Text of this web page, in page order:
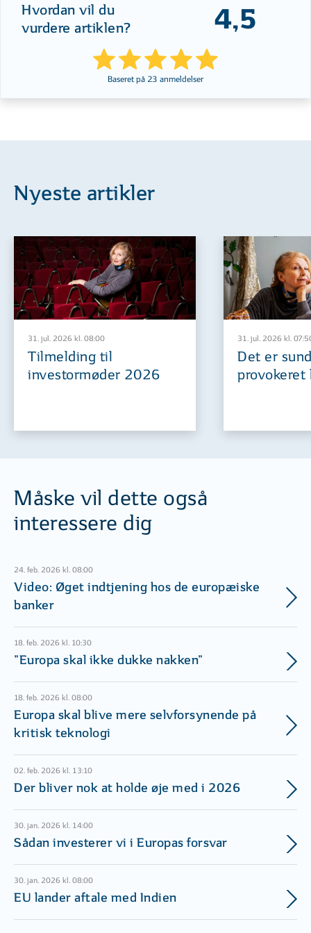
Hvordan vil du
vurdere artiklen?
4,5
Baseret på 23 anmeldelser
Nyeste artikler
31. jul. 2026 kl. 08:00
Tilmelding til
investormøder 2026
31. jul. 2026 kl.
Det er
provokeret
Måske vil dette også
interessere dig
24. feb. 2026 kl. 08:00
Video: Øget indtjening hos de europæiske
banker
18. feb. 2026 kl. 10:30
”Europa skal ikke dukke nakken”
18. feb. 2026 kl. 08:00
Europa skal blive mere selvforsynende på
kritisk teknologi
02. feb. 2026 kl. 13:10
Der bliver nok at holde øje med i 2026
30. jan. 2026 kl. 14:00
Sådan investerer vi i Europas forsvar
30. jan. 2026 kl. 08:00
EU lander aftale med Indien